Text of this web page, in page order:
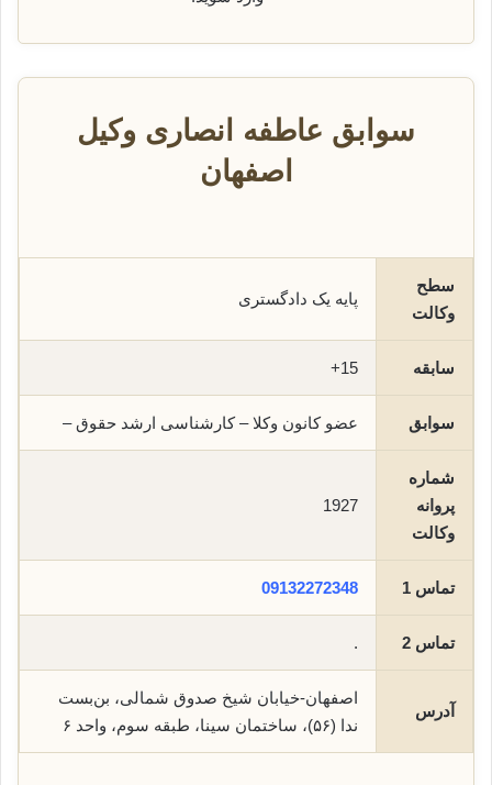
سوابق عاطفه انصاری وکیل
اصفهان
سطح
وکالت
پایه یک دادگستری
سابقه 15+
سوابق عضو کانون وکلا – کارشناسی ارشد حقوق –
شماره
پروانه
وکالت
1927
تماس 1 09132272348
تماس 2 .
آدرس
اصفهان-خیابان شیخ صدوق شمالی، بن‌بست
ندا (۵۶)، ساختمان سینا، طبقه سوم، واحد ۶